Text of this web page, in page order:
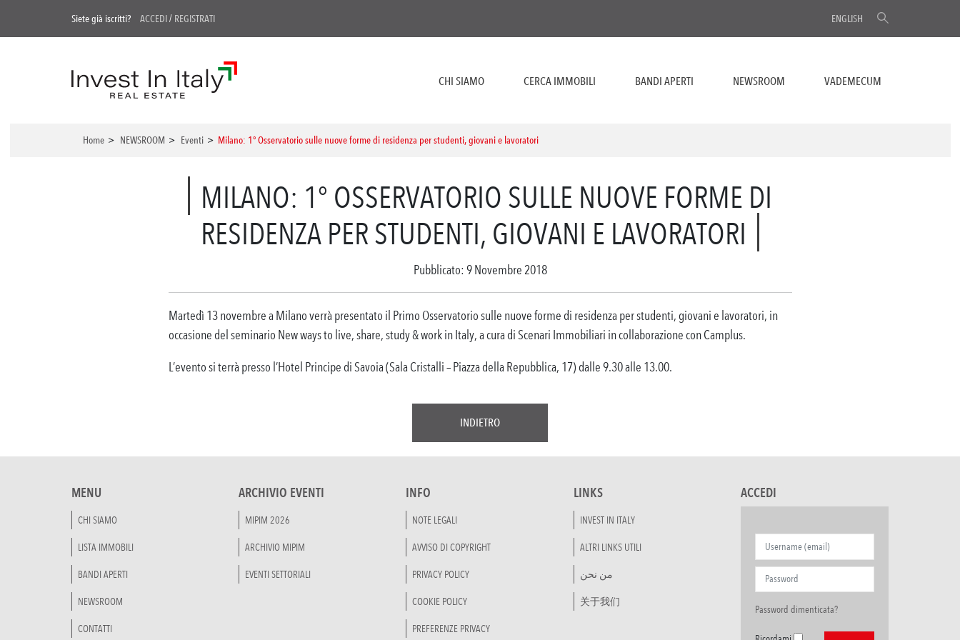
Siete già iscritti? ACCEDI/ REGISTRATI ENGLISH
CHI SIAMO CERCA IMMOBILI BANDI APERTI NEWSROOM VADEMECUM
Home > NEWSROOM > Eventi > Milano: 1° Osservatorio sulle nuove forme di residenza per studenti, giovani e lavoratori
MILANO: 1° OSSERVATORIO SULLE NUOVE FORME DI
RESIDENZA PER STUDENTI, GIOVANI E LAVORATORI
Pubblicato: 9 Novembre 2018
Martedì 13 novembre a Milano verrà presentato il Primo Osservatorio sulle nuove forme di residenza per studenti, giovani e lavoratori, in
occasione del seminario New ways to live, share, study & work in Italy, a cura di Scenari Immobiliari in collaborazione con Camplus.
L’evento si terrà presso l’Hotel Principe di Savoia (Sala Cristalli – Piazza della Repubblica, 17) dalle 9.30 alle 13.00.
INDIETRO
MENU
CHI SIAMO
LISTA IMMOBILI
BANDI APERTI
NEWSROOM
CONTATTI
ARCHIVIO EVENTI
MIPIM 2026
ARCHIVIO MIPIM
EVENTI SETTORIALI
INFO
NOTE LEGALI
AVVISO DI COPYRIGHT
PRIVACY POLICY
COOKIE POLICY
PREFERENZE PRIVACY
LINKS
INVEST IN ITALY
ALTRI LINKS UTILI
من نحن
关于我们
ACCEDI
Password dimenticata?